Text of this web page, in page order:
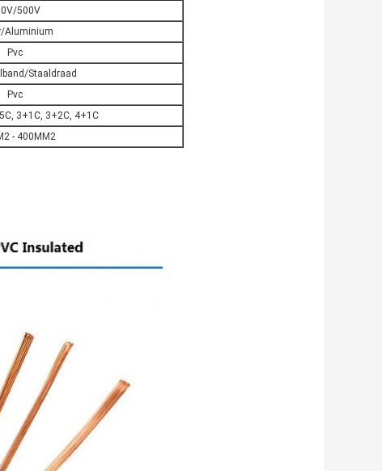
500V
Aluminium
Pvc
Staaldraad
Pvc
3+1C, 3+2C, 4+1C
- 400MM2